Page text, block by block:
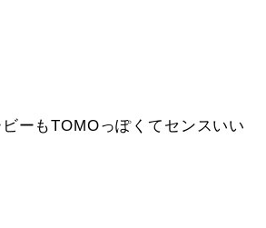
ーもTOMOっぽくてセンスいい